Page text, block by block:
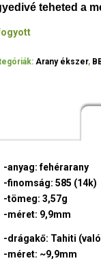
teheted a
Arany ékszer,
-anyag: fehérarany
-finomság: 585 (14k)
-tömeg: 3,57g
-méret: 9,9mm
-drágakő: Tahiti
-méret: ~9,9mm